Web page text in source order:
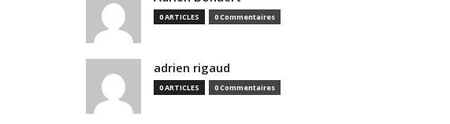
0 ARTICLES 0 Commentaires
adrien rigaud
0 ARTICLES 0 Commentaires